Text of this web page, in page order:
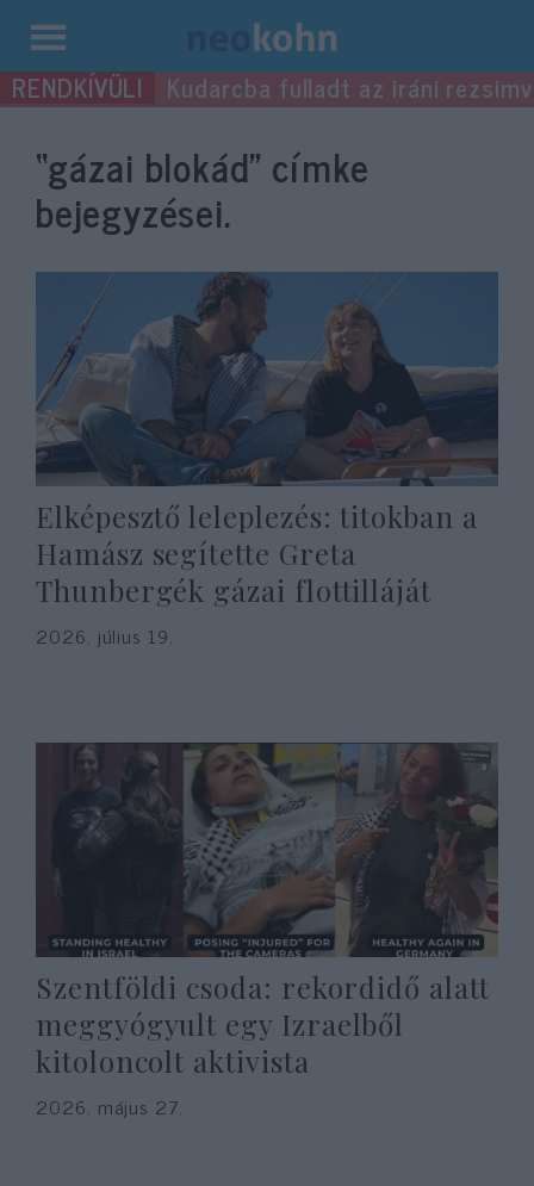
Kilépés
a Kudarcba fulladt az iráni
“gázai blokád” címke
bejegyzései.
Elképesztő leleplezés: titokban a
Hamász segítette Greta
Thunbergék gázai flottilláját
2026. július 19.
Szentföldi csoda: rekordidő alatt
meggyógyult egy Izraelből
kitoloncolt aktivista
2026. május 27.